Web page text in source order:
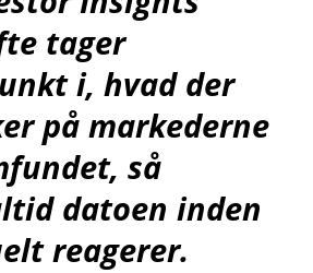
tager
i, hvad der
på markederne
så
datoen inden
reagerer.